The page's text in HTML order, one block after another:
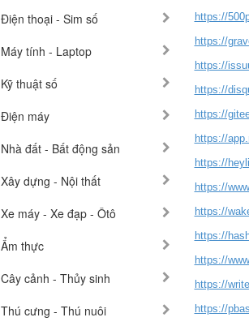
Điện thoại - Sim số
Máy tính - Laptop
Kỹ thuật số
Điện máy
Nhà đất - Bất động sản
Xây dựng - Nội thất
Xe máy - Xe đạp - Ôtô
Ẩm thực
Cây cảnh - Thủy sinh
Thú cưng - Thú nuôi
https://
https://
https://
https://
https://
https://
https://
https://
https://
https://
https://
https://
https://